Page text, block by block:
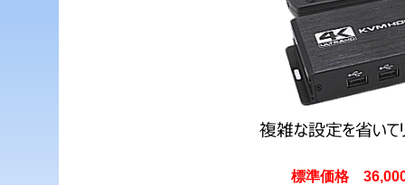
標準価格